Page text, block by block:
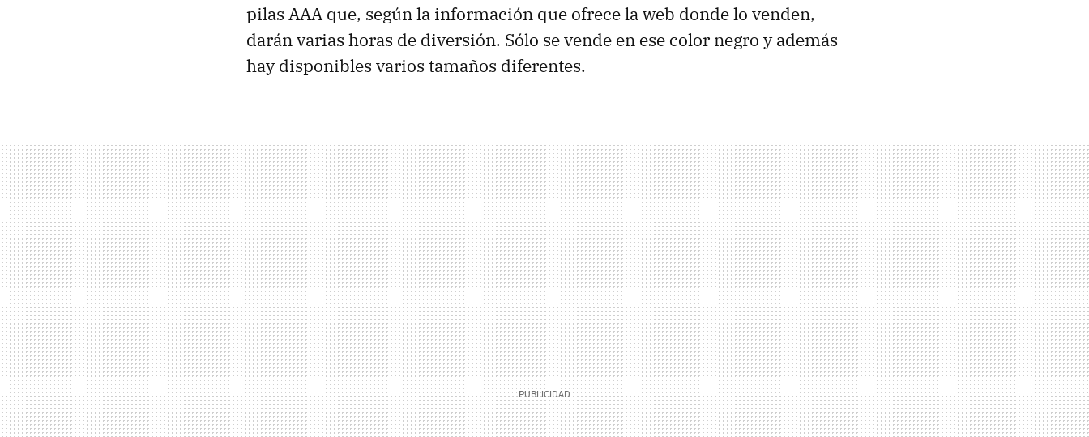
pilas AAA que, según la información que ofrece la web donde lo venden,
darán varias horas de diversión. Sólo se vende en ese color negro y además
hay disponibles varios tamaños diferentes.